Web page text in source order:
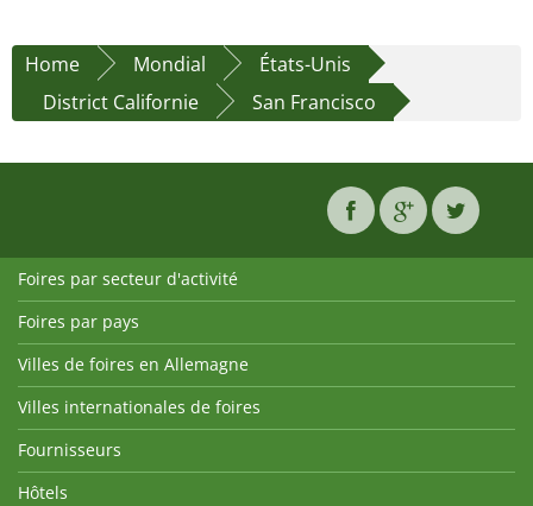
Home Mondial
États-Unis
District Californie
San Francisco
Foires par secteur d'activité
Foires par pays
Villes de foires en Allemagne
Villes internationales de foires
Fournisseurs
Hôtels